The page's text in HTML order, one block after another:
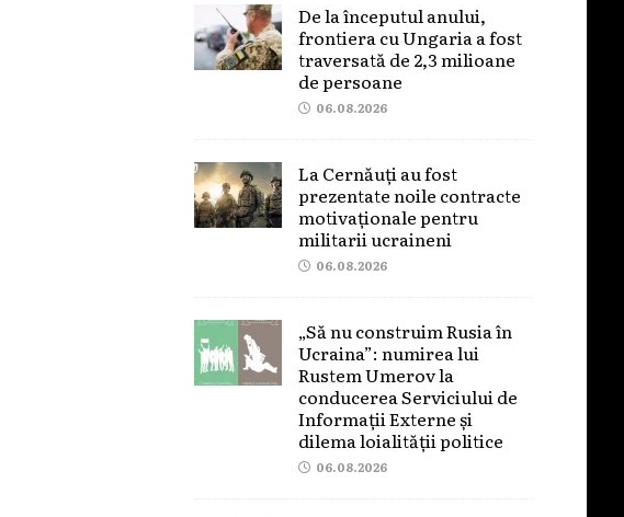
De la începutul anului,
frontiera cu Ungaria a fost
traversată de 2,3 milioane
de persoane
06.08.2026
La Cernăuți au fost
prezentate noile contracte
motivaționale pentru
militarii ucraineni
06.08.2026
„Să nu construim Rusia în
Ucraina”: numirea lui
Rustem Umerov la
conducerea Serviciului de
Informații Externe și
dilema loialității politice
06.08.2026